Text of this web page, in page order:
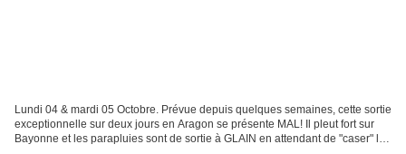
Lundi 04 & mardi 05 Octobre. Prévue depuis quelques semaines, cette sortie
exceptionnelle sur deux jours en Aragon se présente MAL! Il pleut fort sur
Bayonne et les parapluies sont de sortie à GLAIN en attendant de "caser" les